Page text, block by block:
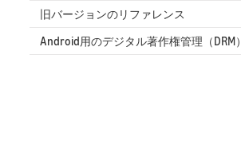
旧バージョンのリファレンス
Android用のデジタル著作権管理（DRM）